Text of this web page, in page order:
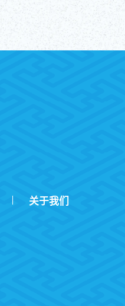
关于我们